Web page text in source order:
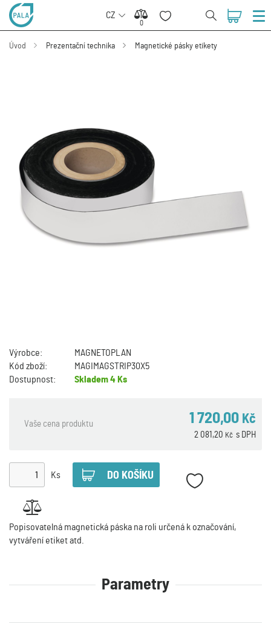
CZ
0
0
Úvod Prezentační technika Magnetické pásky etikety
Výrobce:
MAGNETOPLAN
Kód zboží:
MAGIMAGSTRIP30X5
Dostupnost:
Skladem4 Ks
Vaše cena produktu 1 720,00 Kč
s DPH
2 081,20 Kč
Ks
Popisovatelná magnetická páska na roli určená k označování,
vytváření etiket atd.
Parametry